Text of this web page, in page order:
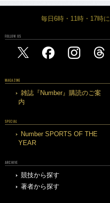
毎日6時・11時・17時
FOLLOW US
MAGAZINE
雑誌『Number』購読のご案
内
SPECIAL
Number SPORTS OF THE
YEAR
ARCHIVE
競技から探す
著者から探す